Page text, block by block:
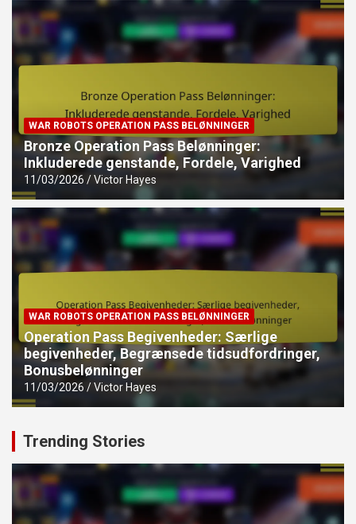
WAR ROBOTS OPERATION PASS BELØNNINGER
Bronze Operation Pass Belønninger:
Inkluderede genstande, Fordele, Varighed
11/03/2026 Victor Hayes
WAR ROBOTS OPERATION PASS BELØNNINGER
Operation Pass Begivenheder: Særlige
begivenheder, Begrænsede tidsudfordringer,
Bonusbelønninger
11/03/2026 Victor Hayes
Trending Stories